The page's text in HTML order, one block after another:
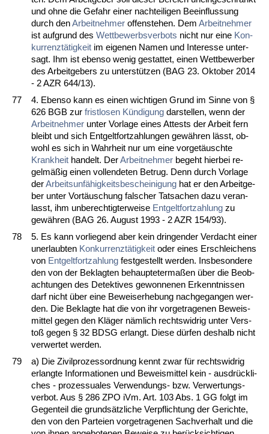
und oh­ne die Ge­fahr ei­ner nach­tei­li­gen Be­ein­flus­sung
durch denAr­beit­neh­mer of­fen­ste­hen. Dem Ar­beit­neh­mer
ist auf­grund des Wett­be­werbs­ver­bots nicht nur ei­ne Kon­
kur­renztätig­keit im ei­ge­nen Na­men und In­ter­es­se un­ter­
sagt. Ihm ist eben­so we­nig ge­stat­tet, ei­nen Wett­be­wer­ber
des Ar­beit­ge­bers zu un­terstützen (BAG 23. Ok­to­ber 2014
- 2 AZR 644/13).
77
4. Eben­so kann es ei­nen wich­ti­gen Grund im Sin­ne von §
626 BGB zur frist­lo­sen Kündi­gung dar­stel­len, wenn der
Ar­beit­neh­mer un­ter Vor­la­ge ei­nes At­tests der Ar­beit fern
bleibt und sich Ent­gelt­fort­zah­lun­gen gewähren lässt, ob­
wohl es sich in Wahr­heit nur um ei­ne vor­getäusch­te
Krank­heit han­delt. DerAr­beit­neh­mer be­geht hier­bei re­
gelmäßig ei­nen voll­ende­ten Be­trug. Denn durch Vor­la­ge
derAr­beits­unfähig­keits­be­schei­ni­gung hat er den Ar­beit­ge­
ber un­ter Vortäuschung fal­scher Tat­sa­chen da­zu ver­an­
lasst, ihm un­be­rech­tig­ter­wei­se Ent­gelt­fort­zah­lung zu
gewähren (BAG 26. Au­gust 1993 - 2 AZR 154/93).
78
5. Es kann vor­lie­gend aber kein drin­gen­der Ver­dacht ei­ner
un­er­laub­ten Kon­kur­renztätig­keit oder ei­nes Er­schlei­chens
von Ent­gelt­fort­zah­lung fest­ge­stellt wer­den. Ins­be­son­de­re
den von der Be­klag­ten be­haup­te­ter­maßen über die Be­ob­
ach­tun­gen des De­tek­ti­ves ge­won­ne­nen Er­kennt­nis­sen
darf nicht über ei­ne Be­weis­er­he­bung nach­ge­gan­gen wer­
den. Die Be­klag­te hat die von ihr vor­ge­tra­ge­nen Be­weis­
mit­tel ge­gen den Kläger nämlich rechts­wid­rig un­ter Ver­s­
toß ge­gen § 32 BDSG er­langt. Die­se dürfen des­halb nicht
ver­wer­tet wer­den.
79
a) Die Zi­vil­pro­zess­ord­nung kennt zwar für rechts­wid­rig
er­lang­te In­for­ma­tio­nen und Be­weis­mit­tel kein - aus­drück­li­
ches - pro­zes­sua­les Ver­wen­dungs- bzw. Ver­wer­tungs­
ver­bot. Aus § 286 ZPO iVm. Art. 103 Abs. 1 GG folgt im
Ge­gen­teil die grundsätz­li­che Ver­pflich­tung der Ge­rich­te,
den von den Par­tei­en vor­ge­tra­ge­nen Sach­ver­halt und die